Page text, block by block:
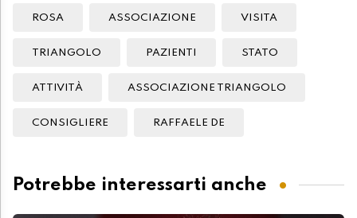
ROSA ASSOCIAZIONE VISITA
TRIANGOLO PAZIENTI STATO
ATTIVITÀ ASSOCIAZIONE TRIANGOLO
CONSIGLIERE RAFFAELE DE
Potrebbe interessarti anche